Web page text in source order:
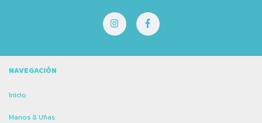
NAVEGACIÓN
Inicio
Manos & Uñas